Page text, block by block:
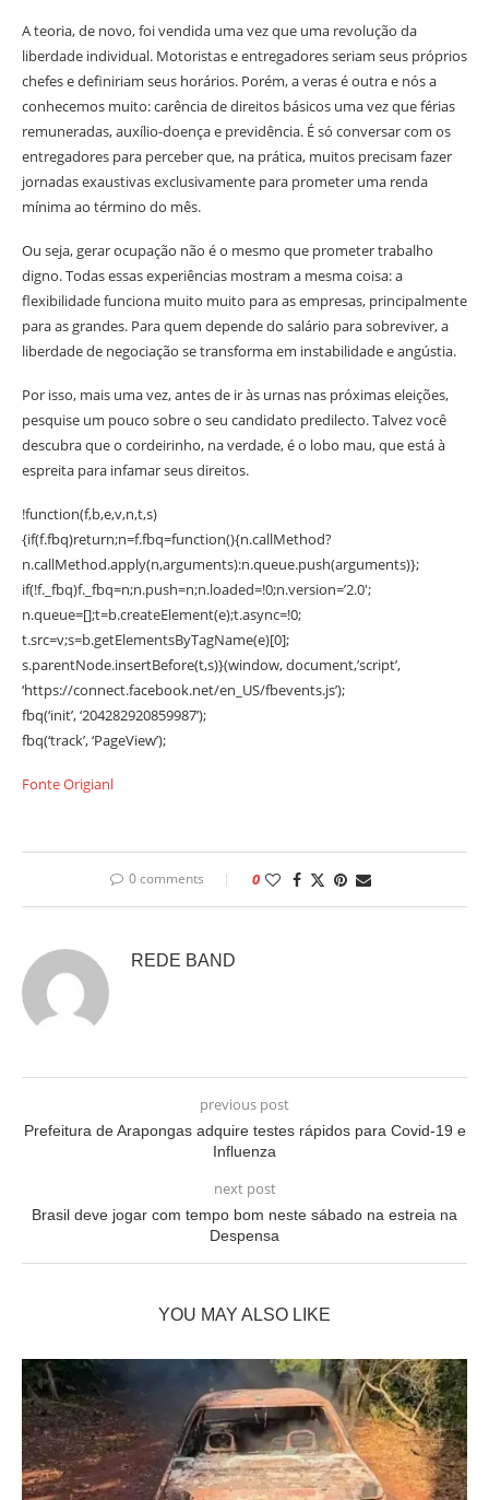
A teoria, de novo, foi vendida uma vez que uma revolução da
liberdade individual. Motoristas e entregadores seriam seus próprios
chefes e definiriam seus horários. Porém, a veras é outra e nós a
conhecemos muito: carência de direitos básicos uma vez que férias
remuneradas, auxílio-doença e previdência. É só conversar com os
entregadores para perceber que, na prática, muitos precisam fazer
jornadas exaustivas exclusivamente para prometer uma renda
mínima ao término do mês.
Ou seja, gerar ocupação não é o mesmo que prometer trabalho
digno. Todas essas experiências mostram a mesma coisa: a
flexibilidade funciona muito muito para as empresas, principalmente
para as grandes. Para quem depende do salário para sobreviver, a
liberdade de negociação se transforma em instabilidade e angústia.
Por isso, mais uma vez, antes de ir às urnas nas próximas eleições,
pesquise um pouco sobre o seu candidato predilecto. Talvez você
descubra que o cordeirinho, na verdade, é o lobo mau, que está à
espreita para infamar seus direitos.
!function(f,b,e,v,n,t,s)
{if(f.fbq)return;n=f.fbq=function(){n.callMethod?
n.callMethod.apply(n,arguments):n.queue.push(arguments)};
if(!f._fbq)f._fbq=n;n.push=n;n.loaded=!0;n.version=’2.0′;
n.queue=[];t=b.createElement(e);t.async=!0;
t.src=v;s=b.getElementsByTagName(e)[0];
s.parentNode.insertBefore(t,s)}(window, document,’script’,
‘https://connect.facebook.net/en_US/fbevents.js’);
fbq(‘init’, ‘204282920859987’);
fbq(‘track’, ‘PageView’);
Fonte Origianl
0 comments 0
REDE BAND
previous post
Prefeitura de Arapongas adquire testes rápidos para Covid-19 e
Influenza
next post
Brasil deve jogar com tempo bom neste sábado na estreia na
Despensa
YOU MAY ALSO LIKE